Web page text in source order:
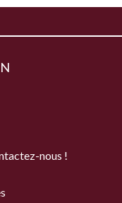
nous !